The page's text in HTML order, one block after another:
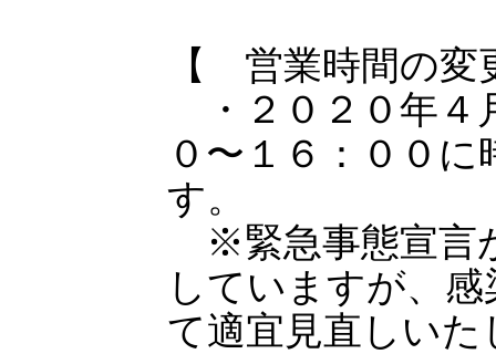
【 営業時間の
・２０２０年４
０〜１６：００
す。
※緊急事態宣言
していますが、
て適宜見直しいた